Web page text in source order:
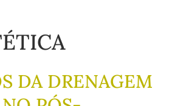
DA DRENAGEM